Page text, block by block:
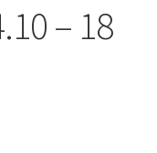
– 18